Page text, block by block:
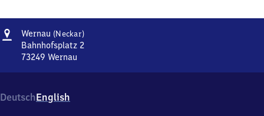
Adresse
Wernau (Neckar)Wernau
Bahnhofsplatz 2
73249 Wernau
Bahnhofsplatz
2,
DeutschEnglish